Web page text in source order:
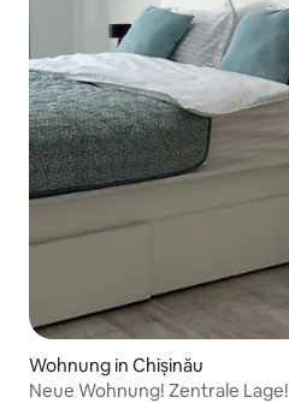
Wohnung in Chișinău
Neue Wohnung! Zentrale Lage!